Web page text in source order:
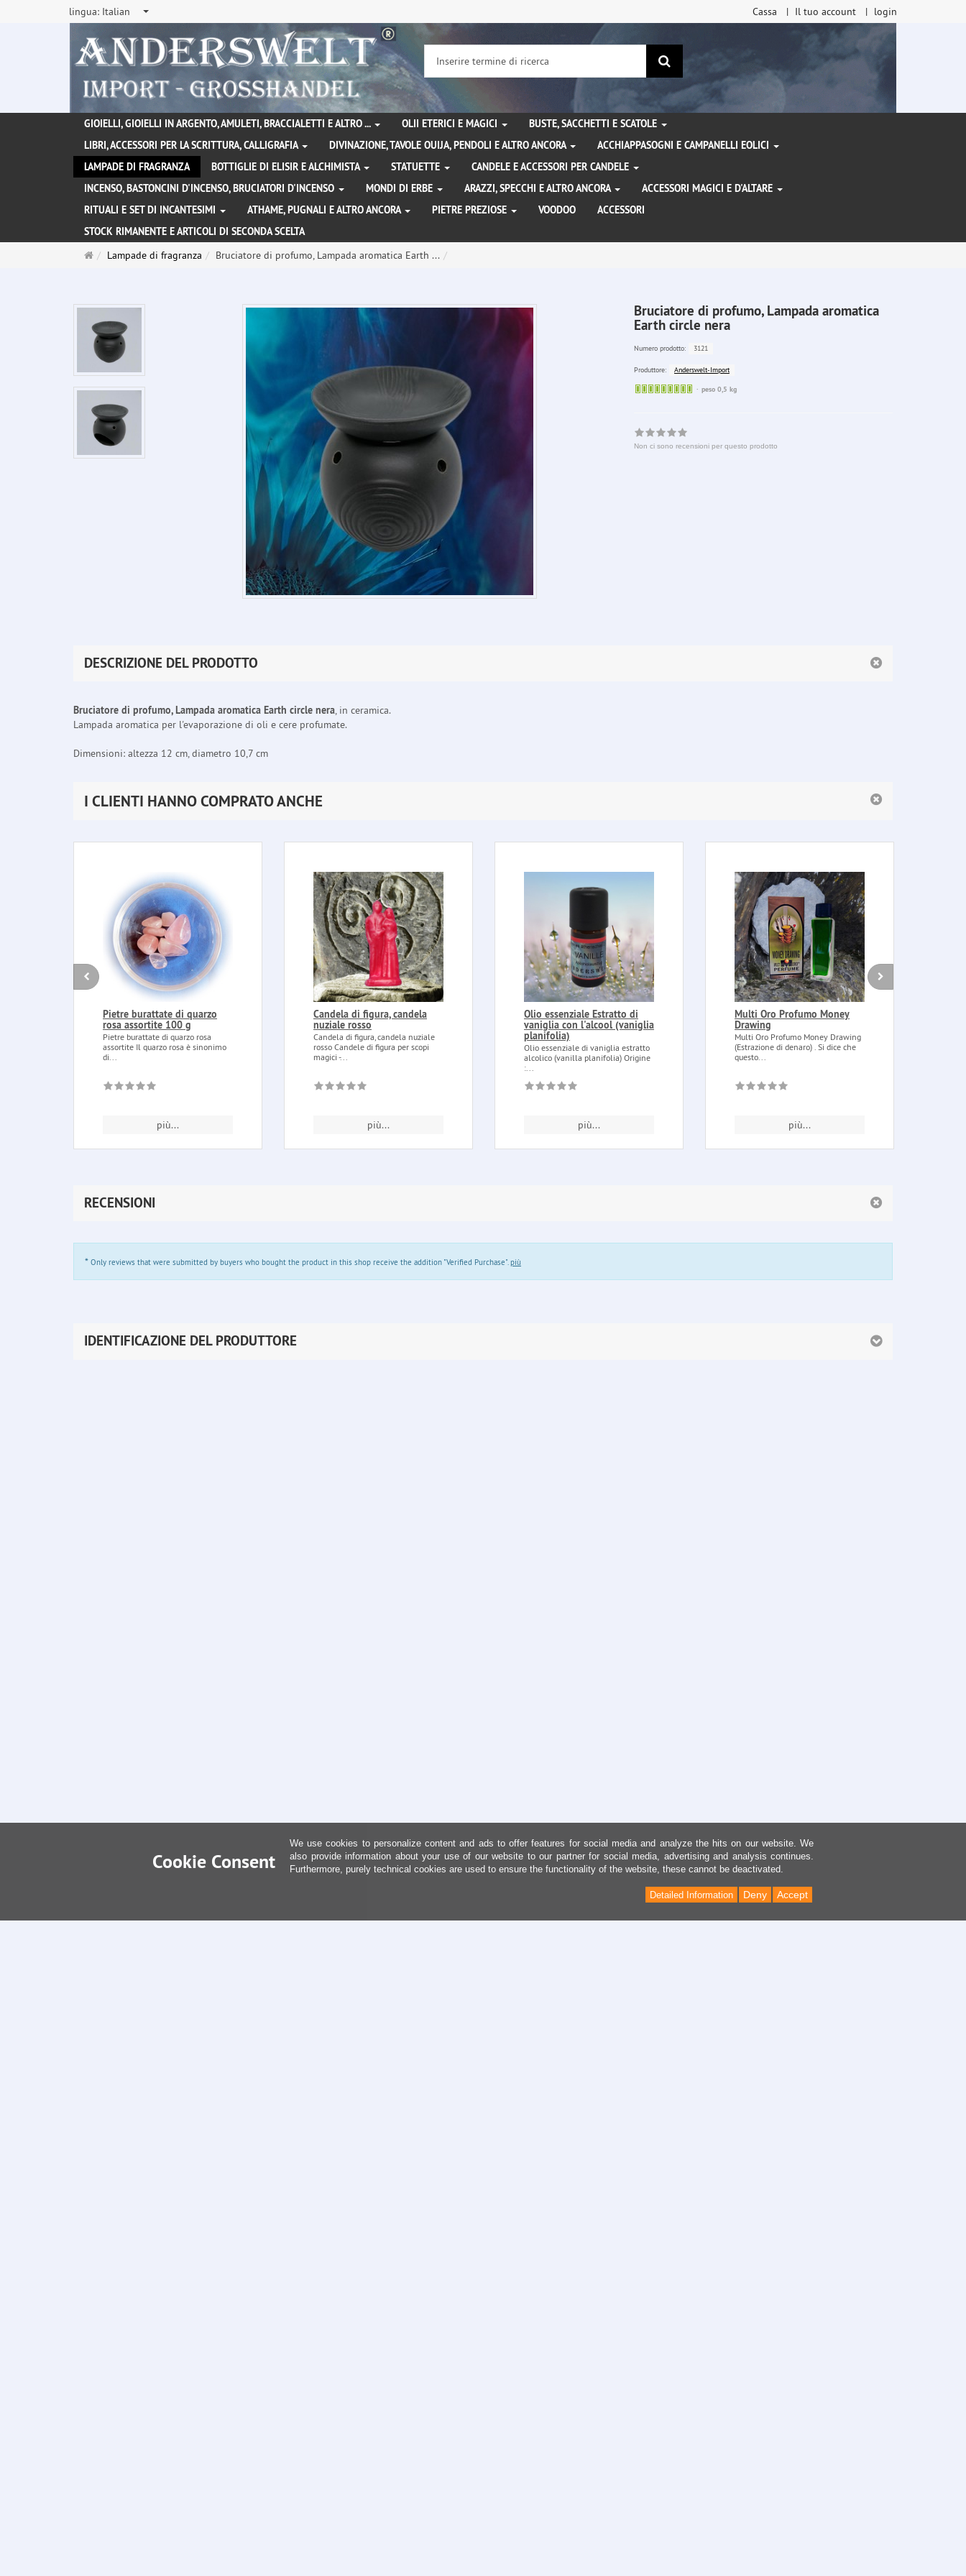
lingua: Italian Cassa Il tuo account login
ricerca
GIOIELLI, GIOIELLI IN ARGENTO, AMULETI, BRACCIALETTI E ALTRO ... OLII ETERICI E MAGICI
BUSTE, SACCHETTI E SCATOLE
LIBRI, ACCESSORI PER LA SCRITTURA, CALLIGRAFIA
DIVINAZIONE, TAVOLE OUIJA, PENDOLI E ALTRO ANCORA
ACCHIAPPASOGNI E CAMPANELLI EOLICI
LAMPADE DI FRAGRANZA
BOTTIGLIE DI ELISIR E ALCHIMISTA STATUETTE
CANDELE E ACCESSORI PER CANDELE
INCENSO, BASTONCINI D'INCENSO, BRUCIATORI D'INCENSO
MONDI DI ERBE ARAZZI, SPECCHI E ALTRO ANCORA
ACCESSORI MAGICI E D'ALTARE
RITUALI E SET DI INCANTESIMI
ATHAME, PUGNALI E ALTRO ANCORA PIETRE PREZIOSE VOODOO
ACCESSORI
STOCK RIMANENTE E ARTICOLI DI SECONDA SCELTA
PaginaLampade di fragranza Bruciatore di profumo, Lampada aromatica Earth ...
Bruciatore di profumo, Lampada aromatica
Earth circle nera
Numero prodotto: 3121
Produttore:
Anderswelt-Import
Sofort
peso 0,5 kg
Non ci sono recensioni per questo prodotto
DESCRIZIONE DEL PRODOTTO
Bruciatore di profumo, Lampada aromatica Earth circle nera, in ceramica.
Lampada aromatica per l'evaporazione di oli e cere profumate.
Dimensioni: altezza 12 cm, diametro 10,7 cm
I CLIENTI HANNO COMPRATO ANCHE
Pietre burattate di quarzo
rosa assortite 100 g
Pietre burattate di quarzo rosa
assortite Il quarzo rosa è sinonimo
di...
più...
Candela di figura, candela
nuziale rosso
Candela di figura, candela nuziale
rosso Candele di figura per scopi
magici -...
più...
Olio essenziale Estratto di
vaniglia con l'alcool (vaniglia
planifolia)
Olio essenziale di vaniglia estratto
alcolico (vanilla planifolia) Origine
:...
più...
Multi Oro Profumo Money
Drawing
Multi Oro Profumo Money Drawing
(Estrazione di denaro) . Si dice che
questo...
più...
RECENSIONI
* Only reviews that were submitted by buyers who bought the product in this shop receive the addition "Verified Purchase".più
IDENTIFICAZIONE DEL PRODUTTORE
Cookie Consent
We use cookies to personalize content and ads to offer features for social media and analyze the hits on our website. We
also provide information about your use of our website to our partner for social media, advertising and analysis continues.
Furthermore, purely technical cookies are used to ensure the functionality of the website, these cannot be deactivated.
Accept
Deny
Detailed Information